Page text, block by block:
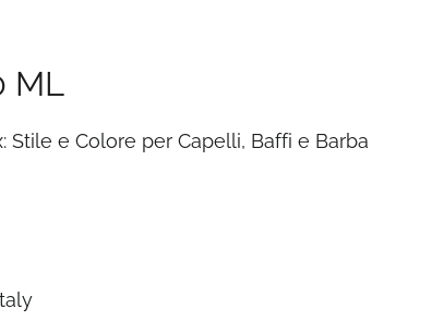
ML
Stile e Colore per Capelli, Baffi e Barba